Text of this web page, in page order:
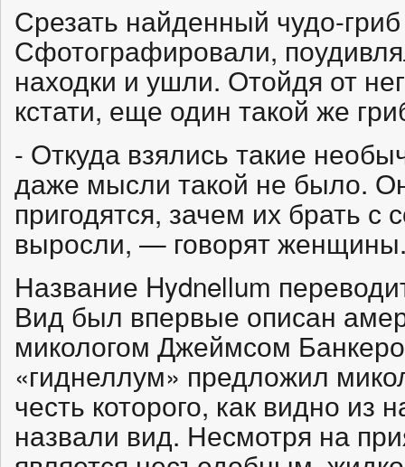
Срезать найденный чудо-
Сфотографировали,
находки и ушли. Отойдя от
кстати, еще один такой же
- Откуда взялись такие
даже мысли такой не было.
пригодятся, зачем их брать с
выросли, — говорят
Название Hydnellum
Вид был впервые описан
микологом Джеймсом
«гиднеллум» предложил
честь которого, как видно из
назвали вид. Несмотря на